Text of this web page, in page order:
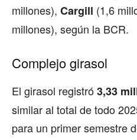
millones), Cargill (1,6
millones), según la BCR.
Complejo girasol
El girasol registró3,33
similar al total de todo
para un primer semestre